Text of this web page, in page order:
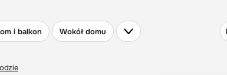
i balkon Wokół domu